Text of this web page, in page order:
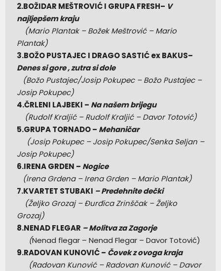
2.BOŽIDAR MEŠTROVIĆ I GRUPA FRESH– V
najljepšem kraju
(Mario Plantak – Božek Meštrović – Mario
Plantak)
3.BOŽO PUSTAJEC I DRAGO SASTIĆex BAKUS–
Denes si gore , zutra si dole
(Božo Pustajec/Josip Pokupec – Božo Pustajec –
Josip Pokupec)
4.ČRLENI LAJBEKI – Na našem brijegu
(Rudolf Kraljić – Rudolf Kraljić – Davor Totović)
5.GRUPA TORNADO – Mehaničar
(Josip Pokupec – Josip Pokupec/Senka Seljan –
Josip Pokupec)
6.IRENA GRDEN – Nogice
(Irena Grdena – Irena Grden – Mario Plantak)
7.KVARTET STUBAKI – Predehnite dečki
(Željko Grozaj – Đurđica Zrinščak – Željko
Grozaj)
8.NENAD FLEGAR – Molitva za Zagorje
(Nenad flegar – Nenad Flegar – Davor Totović)
9.RADOVAN KUNOVIĆ – Čovek z ovoga kraja
(Radovan Kunović – Radovan Kunović – Davor